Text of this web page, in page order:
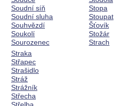
Soudní síň
Soudní sluha
Souhvězdí
Soukolí
Sourozenec
Stopa
Stoupat
Šťovík
Stožár
Strach
Straka
Střapec
Strašidlo
Stráž
Strážník
Střecha